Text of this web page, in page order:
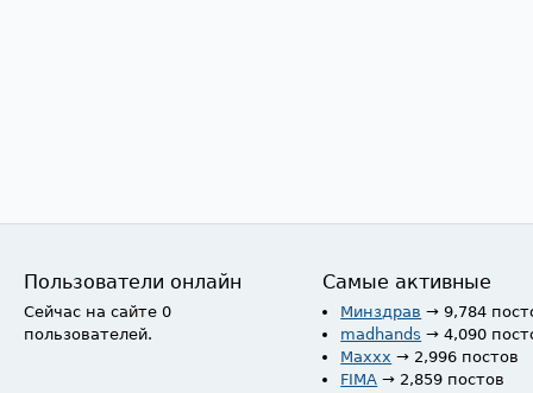
Пользователи онлайн
Сейчас на сайте 0
пользователей.
Самые активные
Минздрав → 9,784
madhands → 4,090
Maxxx → 2,996 постов
FIMA → 2,859 постов